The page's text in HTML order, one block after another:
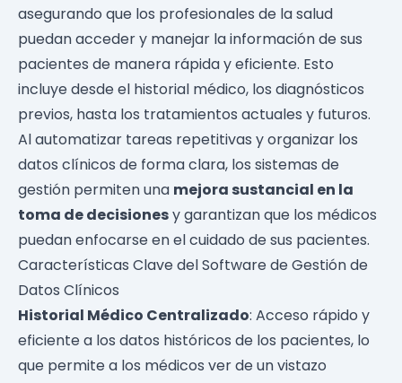
asegurando que los profesionales de la salud
puedan acceder y manejar la información de sus
pacientes de manera rápida y eficiente. Esto
incluye desde el historial médico, los diagnósticos
previos, hasta los tratamientos actuales y futuros.
Al automatizar tareas repetitivas y organizar los
datos clínicos de forma clara, los sistemas de
gestión permiten una mejora sustancial en la
toma de decisionesy garantizan que los médicos
puedan enfocarse en el cuidado de sus pacientes.
Características Clave del Software de Gestión de
Datos Clínicos
Historial Médico Centralizado: Acceso rápido y
eficiente a los datos históricos de los pacientes, lo
que permite a los médicos ver de un vistazo